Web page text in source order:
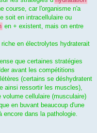
course, car l'organisme n'a
soit en intracellulaire ou
en + existent, mais on entre
en électrolytes hydraterait
que certaines stratégies
avant les compétitions
(certains se déshydratent
ainsi ressortir les muscles),
cellulaire (musculaire)
en buvant beaucoup d'une
encore dans la pathologie.